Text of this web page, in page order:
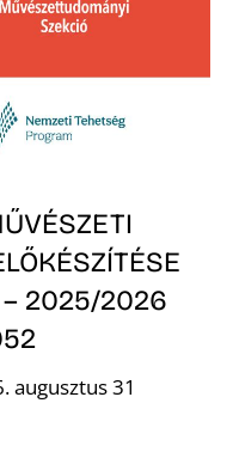
– 2025/2026
augusztus 31